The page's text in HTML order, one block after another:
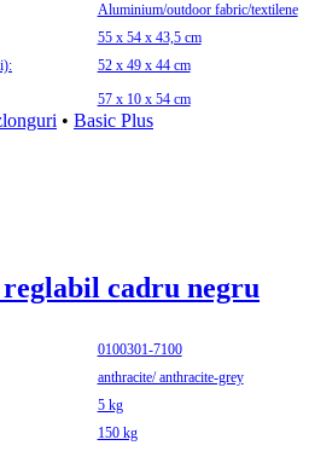
Aluminium/outdoor fabric/textilene
55 x 54 x 43,5 cm
52 x 49 x 44 cm
57 x 10 x 54 cm
• Basic Plus
reglabil cadru negru
0100301-7100
anthracite/ anthracite-grey
5 kg
150 kg